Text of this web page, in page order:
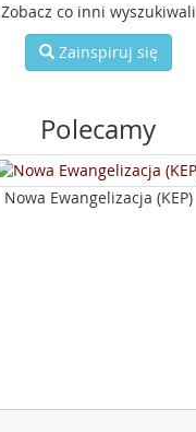
Zobacz co inni wyszukiwali
Zainspiruj się
Polecamy
Nowa Ewangelizacja (KEP)